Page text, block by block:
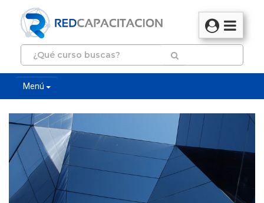
Menú